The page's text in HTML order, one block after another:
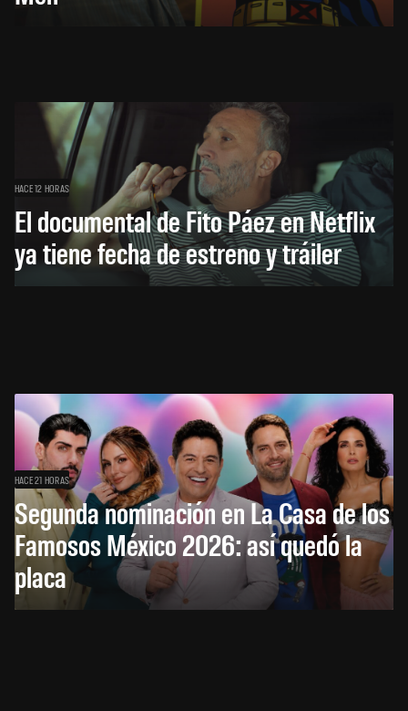
HACE 12 HORAS
El documental de Fito Páez en Netflix
ya tiene fecha de estreno y tráiler
HACE 21 HORAS
Segunda nominación en La Casa de los
Famosos México 2026: así quedó la
placa